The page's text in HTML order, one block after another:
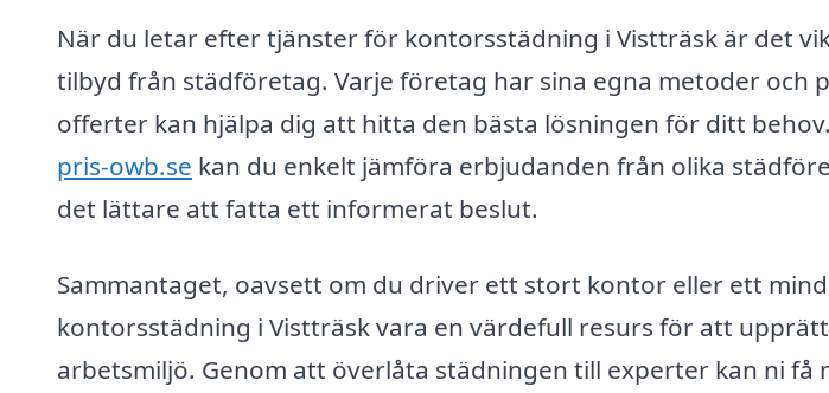
När du letar efter tjänster för kontorsstädning i Vistträsk är det
tilbyd från städföretag. Varje företag har sina egna metoder och
offerter kan hjälpa dig att hitta den bästa lösningen för ditt
pris-owb.se kan du enkelt jämföra erbjudanden från olika
det lättare att fatta ett informerat beslut.
Sammantaget, oavsett om du driver ett stort kontor eller ett
kontorsstädning i Vistträsk vara en värdefull resurs för att
arbetsmiljö. Genom att överlåta städningen till experter kan ni